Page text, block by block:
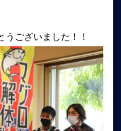
ございました！！